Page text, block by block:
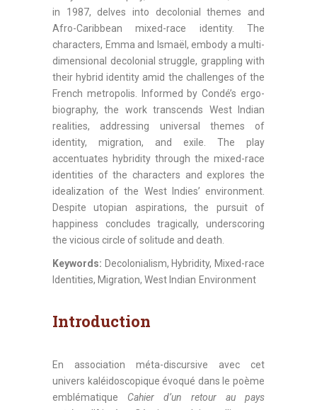
in 1987, delves into decolonial themes and
Afro-Caribbean mixed-race identity. The
characters, Emma and Ismaël, embody a multi-
dimensional decolonial struggle, grappling with
their hybrid identity amid the challenges of the
French metropolis. Informed by Condé’s ergo-
biography, the work transcends West Indian
realities, addressing universal themes of
identity, migration, and exile. The play
accentuates hybridity through the mixed-race
identities of the characters and explores the
idealization of the West Indies’ environment.
Despite utopian aspirations, the pursuit of
happiness concludes tragically, underscoring
the vicious circle of solitude and death.
Keywords: Decolonialism, Hybridity, Mixed-race
Identities, Migration, West Indian Environment
Introduction
En association méta-discursive avec cet
univers kaléidoscopique évoqué dans le poème
emblématique Cahier d’un retour au pays